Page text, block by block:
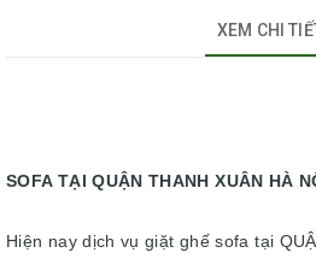
XEM CHI
DỊCH VỤ
SOFA TẠI QUẬN THANH XUÂN HÀ
Hiện nay dịch vụ giặt ghế sofa tại